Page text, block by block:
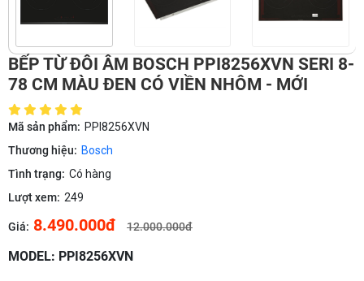
BẾP TỪ ĐÔI ÂM BOSCH PPI8256XVN SERI 8-
78 CM MÀU ĐEN CÓ VIỀN NHÔM - MỚI
Mã sản phẩm: PPI8256XVN
Thương hiệu: Bosch
Tình trạng: Có hàng
Lượt xem: 249
Giá: 8.490.000đ 12.000.000đ
MODEL: PPI8256XVN